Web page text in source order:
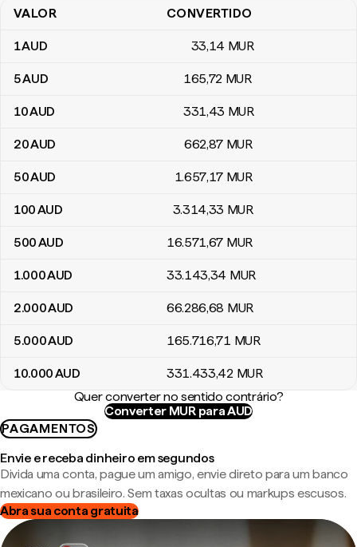
Tabela de conversão de Dólares australianos para Rupias
VALOR CONVERTIDO
1AUD 33,14 MUR
5AUD 165,72 MUR
10AUD 331,43 MUR
20AUD 662,87 MUR
50AUD 1.657,17 MUR
100AUD 3.314,33 MUR
500AUD 16.571,67 MUR
1.000AUD 33.143,34 MUR
2.000AUD 66.286,68 MUR
5.000AUD 165.716,71 MUR
10.000AUD 331.433,42 MUR
Quer converter no sentido contrário?
Converter MUR para AUD
PAGAMENTOS
Envie e receba dinheiro em segundos
Divida uma conta, pague um amigo, envie direto para um banco
mexicano ou brasileiro. Sem taxas ocultas ou markups escusos.
Abra sua conta gratuita